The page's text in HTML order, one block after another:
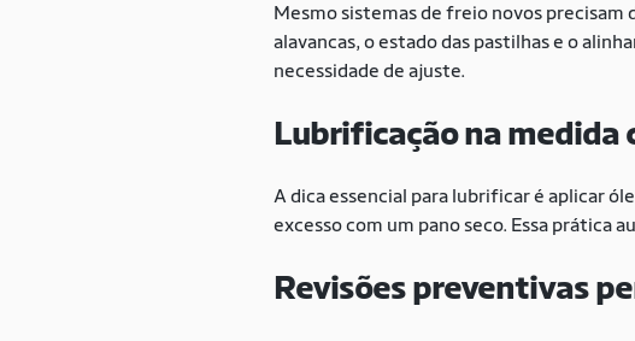
Mesmo sistemas de freio novos
alavancas, o estado das pastilhas e o
necessidade de ajuste.
Lubrificação na medida
A dica essencial para lubrificar é aplicar
excesso com um pano seco. Essa prática
Revisões preventivas